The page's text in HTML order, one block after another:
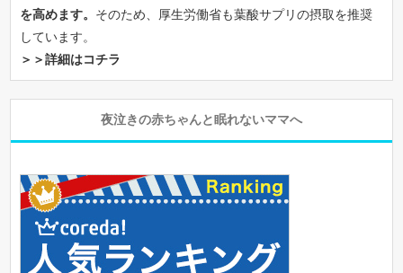
を高めます。 そのため、厚生労働省も葉酸サプリの摂取を推奨
しています。
＞＞詳細はコチラ
夜泣きの赤ちゃんと眠れないママへ